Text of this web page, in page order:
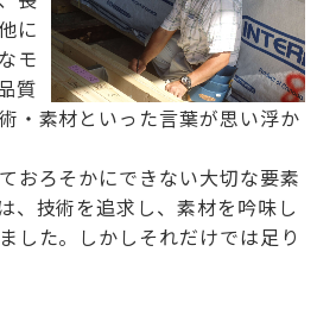
に
モ
質
・素材といった言葉が思い浮か
おろそかにできない大切な要素
、技術を追求し、素材を吟味し
した。しかしそれだけでは足り